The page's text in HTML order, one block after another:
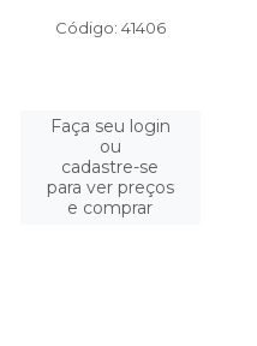
Código: 41406
Faça seu login
ou
cadastre-se
para ver preços
e comprar